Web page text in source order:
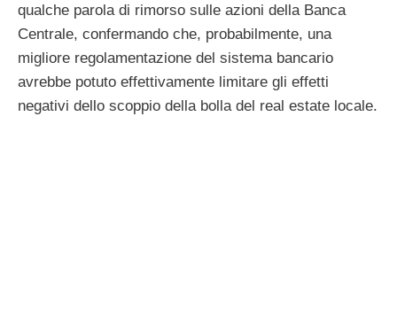
qualche parola di rimorso sulle azioni della Banca
Centrale, confermando che, probabilmente, una
migliore regolamentazione del sistema bancario
avrebbe potuto effettivamente limitare gli effetti
negativi dello scoppio della bolla del real estate locale.